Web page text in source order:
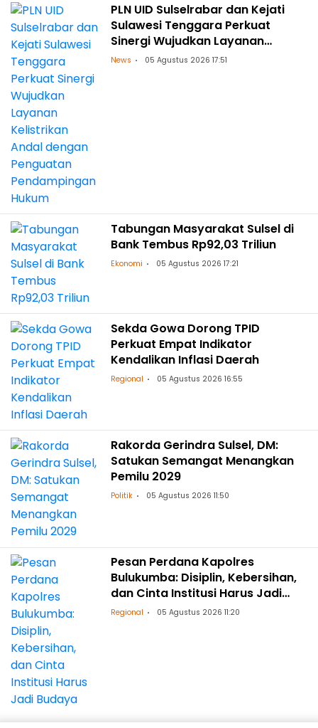
PLN UID Sulselrabar dan Kejati
Sulawesi Tenggara Perkuat
Sinergi Wujudkan Layanan
Kelistrikan Andal dengan
News 05 Agustus 2026 17:51
Tabungan Masyarakat Sulsel di
Bank Tembus Rp92,03 Triliun
Ekonomi 05 Agustus 2026 17:21
Sekda Gowa Dorong TPID
Perkuat Empat Indikator
Kendalikan Inflasi Daerah
Regional 05 Agustus 2026 16:55
Rakorda Gerindra Sulsel, DM:
Satukan Semangat Menangkan
Pemilu 2029
Politik 05 Agustus 2026 11:50
Pesan Perdana Kapolres
Bulukumba: Disiplin, Kebersihan,
dan Cinta Institusi Harus Jadi
Budaya
Regional 05 Agustus 2026 11:20